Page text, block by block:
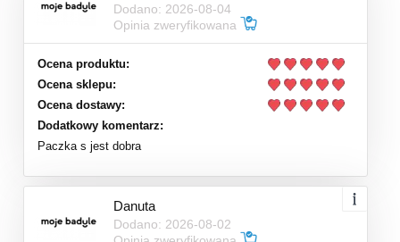
Dodano: 2026-08-04
Opinia zweryfikowana
Ocena produktu:
Ocena sklepu:
Ocena dostawy:
Dodatkowy komentarz:
Paczka s jest dobra
Danuta
Dodano: 2026-08-02